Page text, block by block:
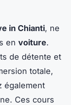
in Chianti, ne
en voiture.
de détente et
totale,
également
Ces cours